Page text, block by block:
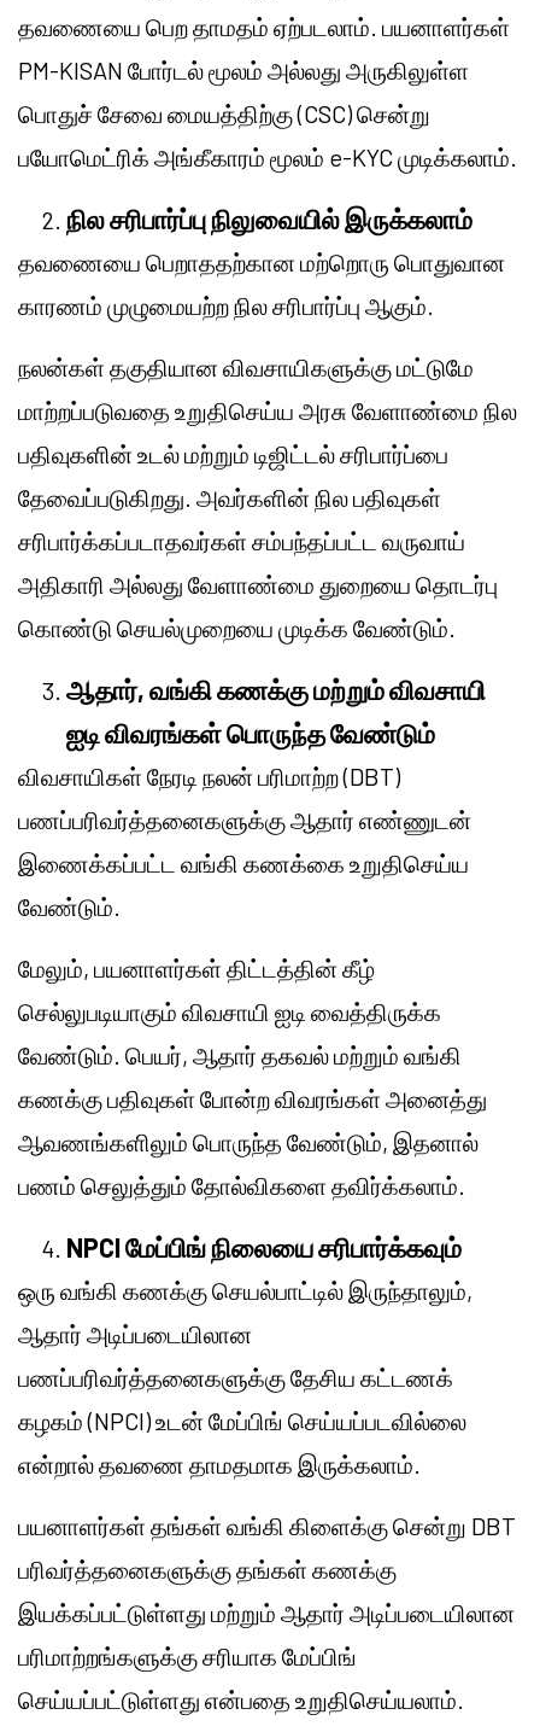
தவணையை பெற தாமதம் ஏற்படலாம். பயனாளர்கள்
PM-KISAN போர்டல் மூலம் அல்லது அருகிலுள்ள
பொதுச் சேவை மையத்திற்கு (CSC) சென்று
பயோமெட்ரிக் அங்கீகாரம் மூலம் e-KYC முடிக்கலாம்.
நில சரிபார்ப்பு நிலுவையில் இருக்கலாம்
தவணையை பெறாததற்கான மற்றொரு பொதுவான
காரணம் முழுமையற்ற நில சரிபார்ப்பு ஆகும்.
நலன்கள் தகுதியான விவசாயிகளுக்கு மட்டுமே
மாற்றப்படுவதை உறுதிசெய்ய அரசு வேளாண்மை நில
பதிவுகளின் உடல் மற்றும் டிஜிட்டல் சரிபார்ப்பை
தேவைப்படுகிறது. அவர்களின் நில பதிவுகள்
சரிபார்க்கப்படாதவர்கள் சம்பந்தப்பட்ட வருவாய்
அதிகாரி அல்லது வேளாண்மை துறையை தொடர்பு
கொண்டு செயல்முறையை முடிக்க வேண்டும்.
ஆதார், வங்கி கணக்கு மற்றும் விவசாயி
ஐடி விவரங்கள் பொருந்த வேண்டும்
விவசாயிகள் நேரடி நலன் பரிமாற்ற (DBT)
பணப்பரிவர்த்தனைகளுக்கு ஆதார் எண்ணுடன்
இணைக்கப்பட்ட வங்கி கணக்கை உறுதிசெய்ய
வேண்டும்.
மேலும், பயனாளர்கள் திட்டத்தின் கீழ்
செல்லுபடியாகும் விவசாயி ஐடி வைத்திருக்க
வேண்டும். பெயர், ஆதார் தகவல் மற்றும் வங்கி
கணக்கு பதிவுகள் போன்ற விவரங்கள் அனைத்து
ஆவணங்களிலும் பொருந்த வேண்டும், இதனால்
பணம் செலுத்தும் தோல்விகளை தவிர்க்கலாம்.
NPCI மேப்பிங் நிலையை சரிபார்க்கவும்
ஒரு வங்கி கணக்கு செயல்பாட்டில் இருந்தாலும்,
ஆதார் அடிப்படையிலான
பணப்பரிவர்த்தனைகளுக்கு தேசிய கட்டணக்
கழகம் (NPCI) உடன் மேப்பிங் செய்யப்படவில்லை
என்றால் தவணை தாமதமாக இருக்கலாம்.
பயனாளர்கள் தங்கள் வங்கி கிளைக்கு சென்று DBT
பரிவர்த்தனைகளுக்கு தங்கள் கணக்கு
இயக்கப்பட்டுள்ளது மற்றும் ஆதார் அடிப்படையிலான
பரிமாற்றங்களுக்கு சரியாக மேப்பிங்
செய்யப்பட்டுள்ளது என்பதை உறுதிசெய்யலாம்.